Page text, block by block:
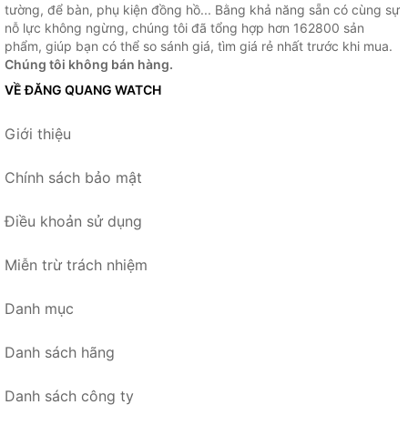
tường, để bàn, phụ kiện đồng hồ... Bằng khả năng sẵn có cùng sự
nỗ lực không ngừng, chúng tôi đã tổng hợp hơn 162800 sản
phẩm, giúp bạn có thể so sánh giá, tìm giá rẻ nhất trước khi mua.
Chúng tôi không bán hàng.
VỀ ĐĂNG QUANG WATCH
Giới thiệu
Chính sách bảo mật
Điều khoản sử dụng
Miễn trừ trách nhiệm
Danh mục
Danh sách hãng
Danh sách công ty